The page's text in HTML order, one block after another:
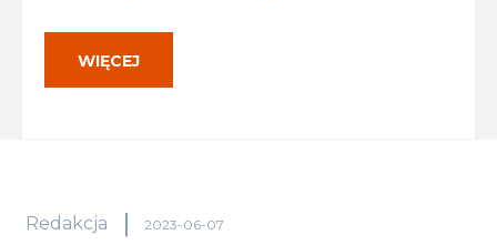
WIĘCEJ
Redakcja 2023-06-07